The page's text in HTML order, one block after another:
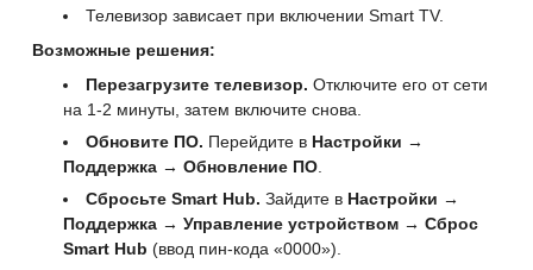
Телевизор зависает при включении Smart TV.
Возможные решения:
Перезагрузите телевизор. Отключите его от сети
на 1-2 минуты, затем включите снова.
Обновите ПО. Перейдите в Настройки →
Поддержка → Обновление ПО
Сбросьте Smart Hub. Зайдите в Настройки →
Поддержка → Управление устройством → Сброс
Smart Hub (ввод пин-кода «0000»).